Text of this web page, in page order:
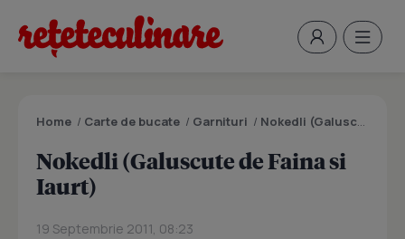
Home / Carte de bucate / Garnituri / Nokedli (Galuscute de Faina si Iaurt)
Nokedli (Galuscute de Faina si
Iaurt)
19 Septembrie 2011, 08:23